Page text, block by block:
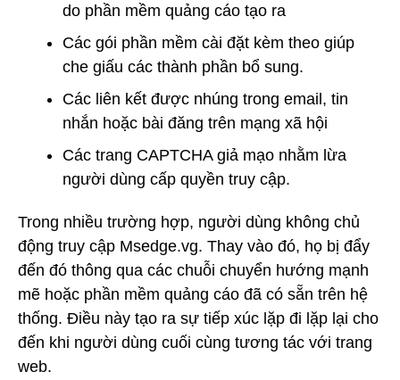
do phần mềm quảng cáo tạo ra
Các gói phần mềm cài đặt kèm theo giúp
che giấu các thành phần bổ sung.
Các liên kết được nhúng trong email, tin
nhắn hoặc bài đăng trên mạng xã hội
Các trang CAPTCHA giả mạo nhằm lừa
người dùng cấp quyền truy cập.
Trong nhiều trường hợp, người dùng không chủ
động truy cập Msedge.vg. Thay vào đó, họ bị đẩy
đến đó thông qua các chuỗi chuyển hướng mạnh
mẽ hoặc phần mềm quảng cáo đã có sẵn trên hệ
thống. Điều này tạo ra sự tiếp xúc lặp đi lặp lại cho
đến khi người dùng cuối cùng tương tác với trang
web.